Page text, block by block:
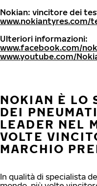
Nokian: vincitore dei
www.nokiantyres.com/
Ulteriori informazioni:
www.facebook.com/
www.youtube.com/
NOKIAN È LO
DEI
LEADER NEL
VOLTE
MARCHIO
In qualità di specialista